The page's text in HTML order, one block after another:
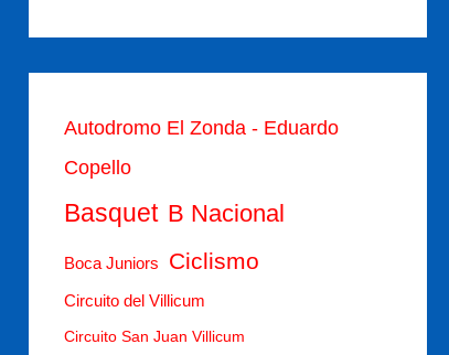
Autodromo El Zonda - Eduardo
Copello
Basquet B Nacional
Boca Juniors Ciclismo
Circuito del Villicum
Circuito San Juan Villicum